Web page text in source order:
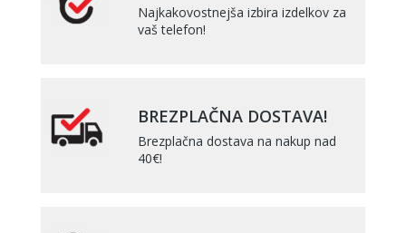
Najkakovostnejša izbira izdelkov za
vaš telefon!
BREZPLAČNA DOSTAVA!
Brezplačna dostava na nakup nad
40€!